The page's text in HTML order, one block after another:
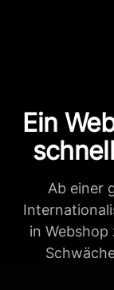
Ein
schnell
Ab einer
in Webshop